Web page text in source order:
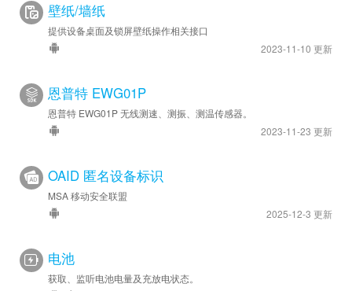
壁纸/墙纸
提供设备桌面及锁屏壁纸操作相关接口
2023-11-10 更新
恩普特 EWG01P
恩普特 EWG01P 无线测速、测振、测温传感器。
2023-11-23 更新
OAID 匿名设备标识
MSA 移动安全联盟
2025-12-3 更新
电池
获取、监听电池电量及充放电状态。